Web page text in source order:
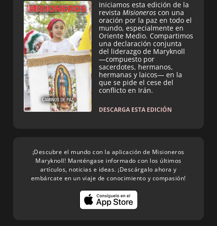
Iniciamos esta edición de la
revista Misioneros con una
oración por la paz en todo el
mundo, especialmente en
Oriente Medio. Compartimos
una declaración conjunta
del liderazgo de Maryknoll
—compuesto por
sacerdotes, hermanos,
hermanas y laicos— en la
que se pide el cese del
conflicto en Irán.
DESCARGA ESTA EDICIÓN
¡Descubre el mundo con la aplicación de Misioneros
Maryknoll! Manténgase informado con los últimos
artículos, noticias e ideas. ¡Descárgalo ahora y
embárcate en un viaje de conocimiento y compasión!